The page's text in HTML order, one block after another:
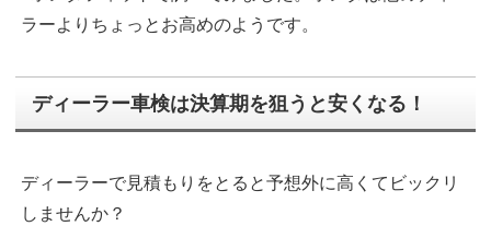
ラーよりちょっとお高めのようです。
ディーラー車検は決算期を狙うと安くなる！
ディーラーで見積もりをとると予想外に高くてビックリ
しませんか？